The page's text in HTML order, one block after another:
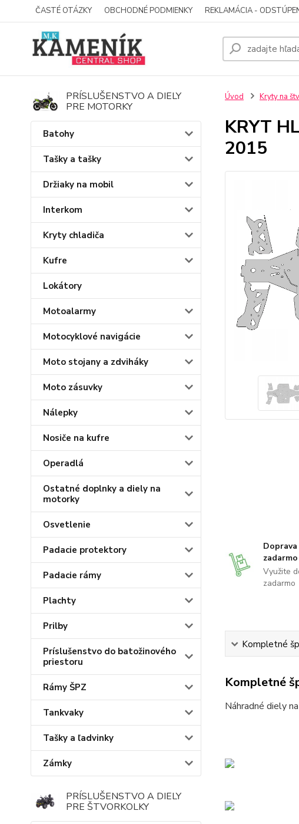
ČASTÉ OTÁZKY OBCHODNÉ PODMIENKY REKLAMÁCIA -
PRÍSLUŠENSTVO A DIELY
PRE MOTORKY
Batohy
Tašky a tašky
Držiaky na mobil
Interkom
Kryty chladiča
Kufre
Lokátory
Motoalarmy
Motocyklové navigácie
Moto stojany a zdviháky
Moto zásuvky
Nálepky
Nosiče na kufre
Operadlá
Ostatné doplnky a diely na
motorky
Osvetlenie
Padacie protektory
Padacie rámy
Plachty
Prilby
Príslušenstvo do batožinového
priestoru
Rámy ŠPZ
Tankvaky
Tašky a ľadvinky
Zámky
PRÍSLUŠENSTVO A DIELY
PRE ŠTVORKOLKY
Úvod Kryty na
KRYT
2015
zadarmo
Využite
zadarmo
Kompletné
Kompletné
Náhradné diely